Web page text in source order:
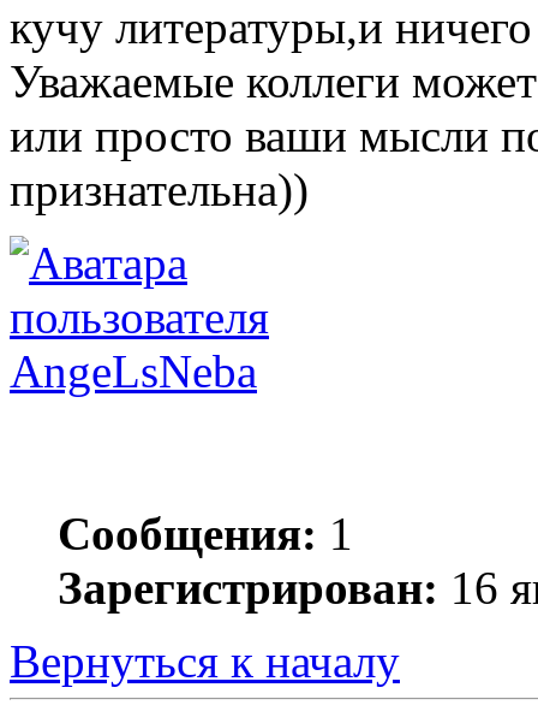
кучу литературы,и
Уважаемые коллеги
или просто ваши мысли
признательна))
AngeLsNeba
Сообщения: 1
Зарегистрирован: 16
Вернуться к началу